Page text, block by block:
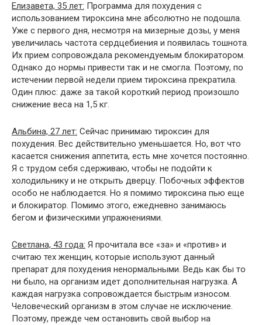
Елизавета, 35 лет: Программа для похудения с
использованием тироксина мне абсолютно не подошла.
Уже с первого дня, несмотря на мизерные дозы, у меня
увеличилась частота сердцебиения и появилась тошнота.
Их прием сопровождала рекомендуемым блокиратором.
Однако до нормы привести так и не смогла. Поэтому, по
истечении первой недели прием тироксина прекратила.
Один плюс: даже за такой короткий период произошло
снижение веса на 1,5 кг.
Альбина, 27 лет: Сейчас принимаю тироксин для
похудения. Вес действительно уменьшается. Но, вот что
касается снижения аппетита, есть мне хочется постоянно.
Я с трудом себя сдерживаю, чтобы не подойти к
холодильнику и не открыть дверцу. Побочных эффектов
особо не наблюдается. Но я помимо тироксина пью еще
и блокиратор. Помимо этого, ежедневно занимаюсь
бегом и физическими упражнениями.
Светлана, 43 года: Я прочитала все «за» и «против» и
считаю тех женщин, которые используют данный
препарат для похудения ненормальными. Ведь как бы то
ни было, на организм идет дополнительная нагрузка. А
каждая нагрузка сопровождается быстрым износом.
Человеческий организм в этом случае не исключение.
Поэтому, прежде чем остановить свой выбор на